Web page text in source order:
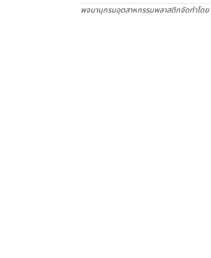
พจนานุกรมอุตสาหกรรมพลาสติกจัดทำโดย